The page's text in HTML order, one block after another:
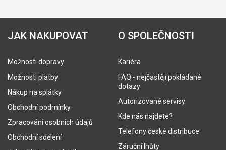
JAK NAKUPOVAT
Možnosti dopravy
Možnosti platby
Nákup na splátky
Obchodní podmínky
Zpracování osobních údajů
Obchodní sdělení
O SPOLEČNOSTI
Kariéra
FAQ - nejčastěji pokládané
dotazy
Autorizované servisy
Kde nás najdete?
Telefony české distribuce
Záruční lhůty